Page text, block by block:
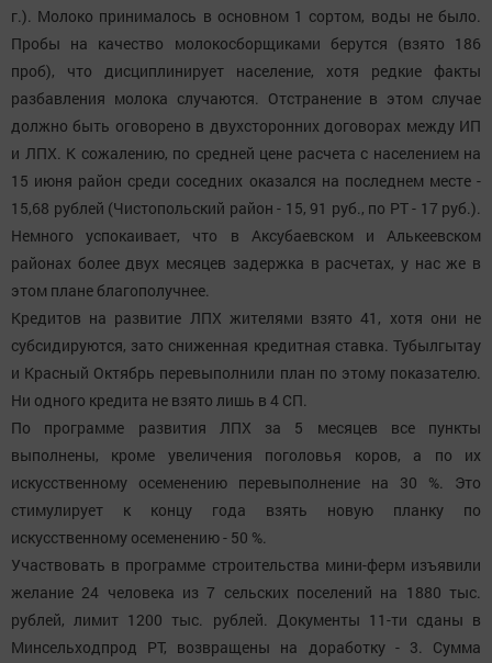
г.). Молоко принималось в основном 1 сортом, воды не было.
Пробы на качество молокосборщиками берутся (взято 186
проб), что дисциплинирует население, хотя редкие факты
разбавления молока случаются. Отстранение в этом случае
должно быть оговорено в двухсторонних договорах между ИП
и ЛПХ. К сожалению, по средней цене расчета с населением на
15 июня район среди соседних оказался на последнем месте -
15,68 рублей (Чистопольский район - 15, 91 руб., по РТ - 17 руб.).
Немного успокаивает, что в Аксубаевском и Алькеевском
районах более двух месяцев задержка в расчетах, у нас же в
этом плане благополучнее.
Кредитов на развитие ЛПХ жителями взято 41, хотя они не
субсидируются, зато сниженная кредитная ставка. Тубылгытау
и Красный Октябрь перевыполнили план по этому показателю.
Ни одного кредита не взято лишь в 4 СП.
По программе развития ЛПХ за 5 месяцев все пункты
выполнены, кроме увеличения поголовья коров, а по их
искусственному осеменению перевыполнение на 30 %. Это
стимулирует к концу года взять новую планку по
искусственному осеменению - 50 %.
Участвовать в программе строительства мини-ферм изъявили
желание 24 человека из 7 сельских поселений на 1880 тыс.
рублей, лимит 1200 тыс. рублей. Документы 11-ти сданы в
Минсельходпрод РТ, возвращены на доработку - 3. Сумма